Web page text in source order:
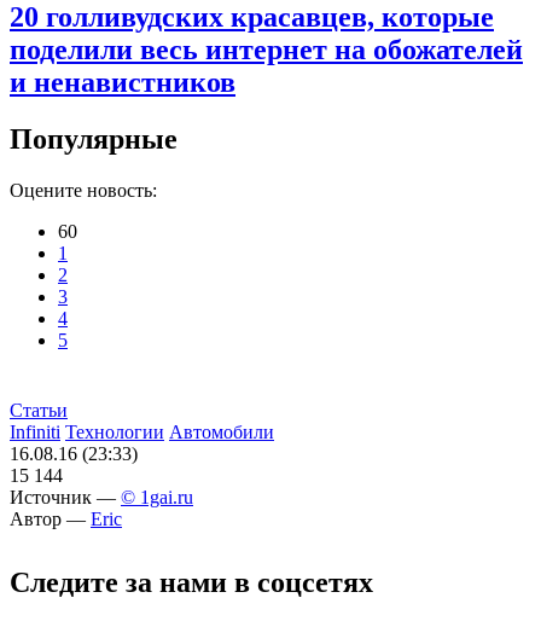
20 голливудских красавцев, которые
поделили весь интернет на обожателей
и ненавистников
Популярные
Оцените новость:
60
1
2
3
4
5
Статьи
Infiniti Технологии Автомобили
16.08.16 (23:33)
15 144
Источник — © 1gai.ru
Автор — Eric
Следите за нами в соцсетях